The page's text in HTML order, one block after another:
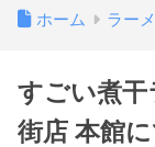
ホーム ラー
すごい煮干
街店 本館